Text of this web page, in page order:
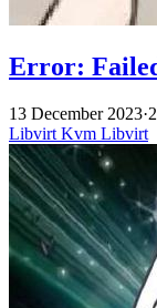
Error:
13 December 2023·
Libvirt Kvm Libvirt